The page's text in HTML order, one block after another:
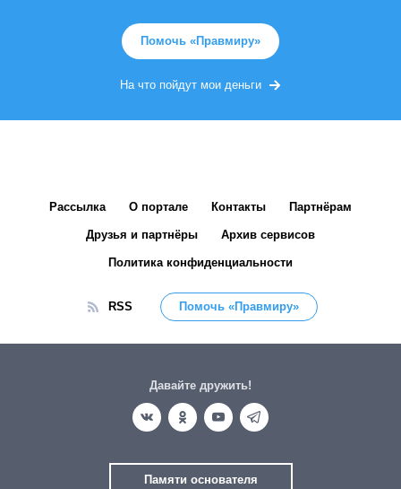
Помочь «Правмиру»
На что пойдут мои деньги
Рассылка О портале Контакты Партнёрам
Друзья и партнёры Архив сервисов
Политика конфиденциальности
RSS Помочь «Правмиру»
Давайте дружить!
Памяти основателя